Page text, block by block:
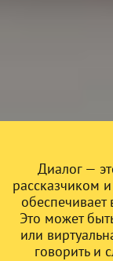
Диалог —
рассказчиком
обеспечивает
Это может
или
говорить и